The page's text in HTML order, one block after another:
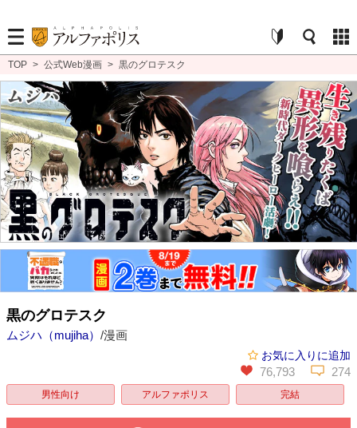
TOP > 公式Web漫画 > 黒のグロテスク
黒のグロテスク
ムジハ（mujiha） /漫画
お気に入りに追加
76,793 274
男性向け アルファポリス 完結